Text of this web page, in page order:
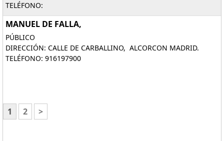
TELÉFONO:
MANUEL DE FALLA,
PÚBLICO
DIRECCIÓN: CALLE DE CARBALLINO, ALCORCON MADRID.
TELÉFONO: 916197900
1 2 >